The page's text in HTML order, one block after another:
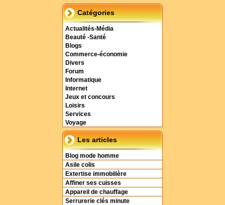
Catégories
Actualités-Média
Beauté -Santé
Blogs
Commerce-économie
Divers
Forum
Informatique
Internet
Jeux et concours
Loisirs
Services
Voyage
Les articles
Blog mode homme
Asile colis
Extertise immobilière
Affiner ses cuisses
Appareil de chauffage
Serrurerie clés minute